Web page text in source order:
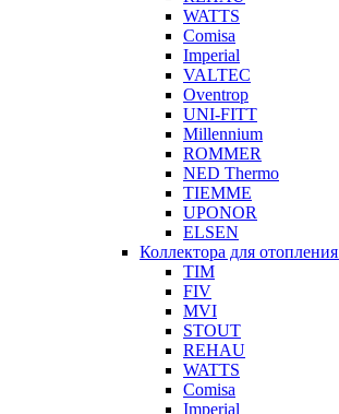
WATTS
Comisa
Imperial
VALTEC
Oventrop
UNI-FITT
Millennium
ROMMER
NED Thermo
TIEMME
UPONOR
ELSEN
Коллектора для отопления
TIM
FIV
MVI
STOUT
REHAU
WATTS
Comisa
Imperial